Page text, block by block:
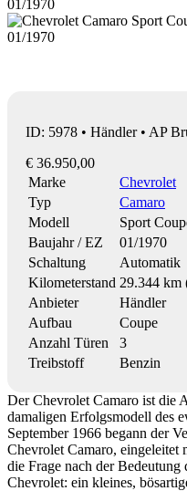
ID: 5978 • Händler • AP
€ 36.950,00
Marke
Chevrolet
Typ
Camaro
Modell
Sport
Baujahr / EZ
01/1970
Schaltung
Automatik
Kilometerstand 29.344 km
Anbieter
Händler
Aufbau
Coupe
Anzahl Türen
3
Treibstoff
Benzin
Der Chevrolet Camaro ist die
damaligen Erfolgsmodell des
September 1966 begann der
Chevrolet Camaro,
die Frage nach der Bedeutung
Chevrolet: ein kleines,